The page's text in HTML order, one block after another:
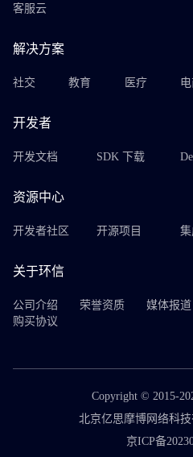
客服云
解决方案
社交 教育 医疗
开发者
开发文档 SDK 下载
资源中心
开发者社区 开源项目
关于环信
公司介绍 荣誉资质 媒体报道
购买协议
Copyright © 2015-
北京亿思摩博网络科
京ICP备